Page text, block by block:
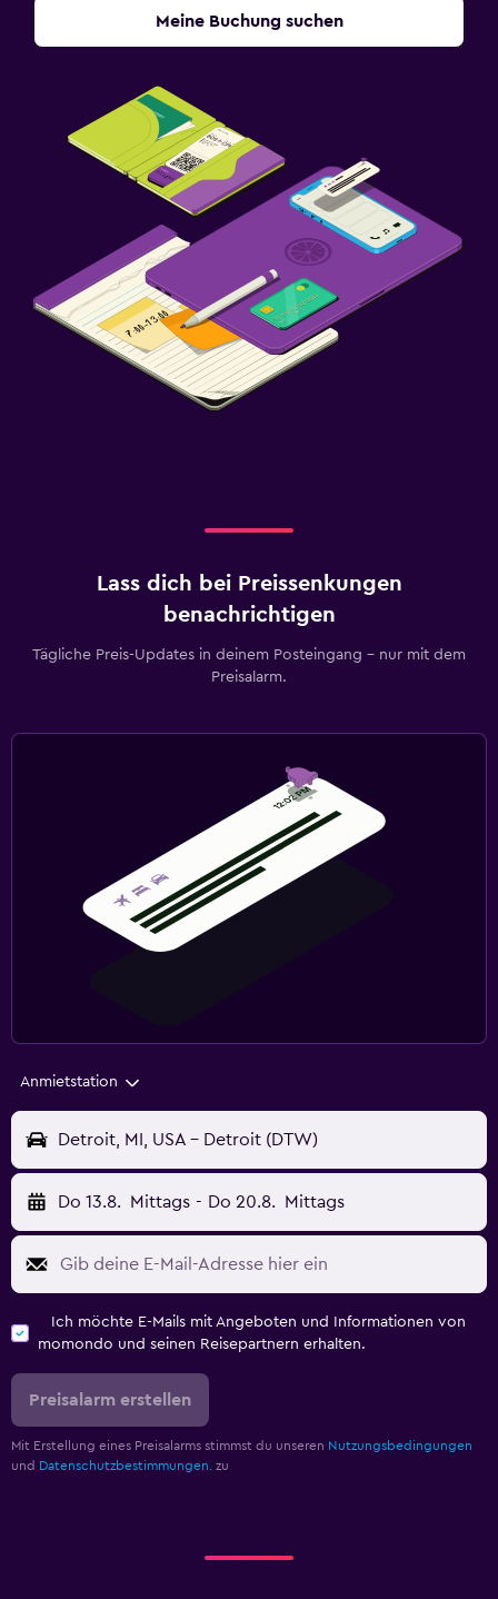
Meine Buchung suchen
Lass dich bei Preissenkungen
benachrichtigen
Tägliche Preis-Updates in deinem Posteingang – nur mit dem
Preisalarm.
Anmietstation
Detroit, MI, USA - Detroit (DTW)
Do 13.8. Mittags - Do 20.8. Mittags
Ich möchte E-Mails mit Angeboten und Informationen von
momondo und seinen Reisepartnern erhalten.
Preisalarm erstellen
Mit Erstellung eines Preisalarms stimmst du unseren Nutzungsbedingungen
und Datenschutzbestimmungen. zu